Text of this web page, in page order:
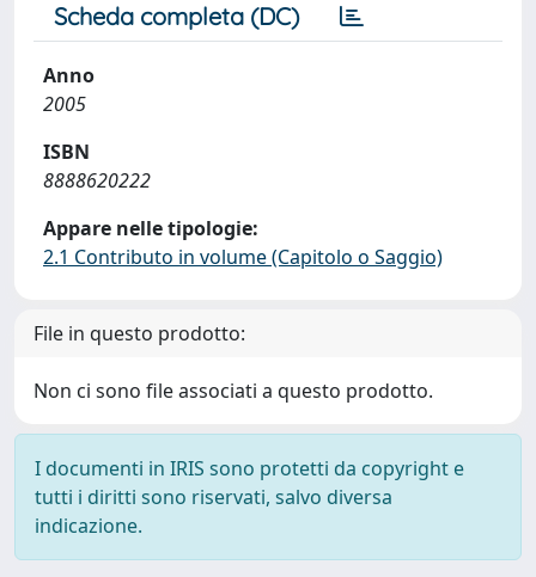
Scheda completa (DC)
Anno
2005
ISBN
8888620222
Appare nelle tipologie:
2.1 Contributo in volume (Capitolo o Saggio)
File in questo prodotto:
Non ci sono file associati a questo prodotto.
I documenti in IRIS sono protetti da copyright e
tutti i diritti sono riservati, salvo diversa
indicazione.